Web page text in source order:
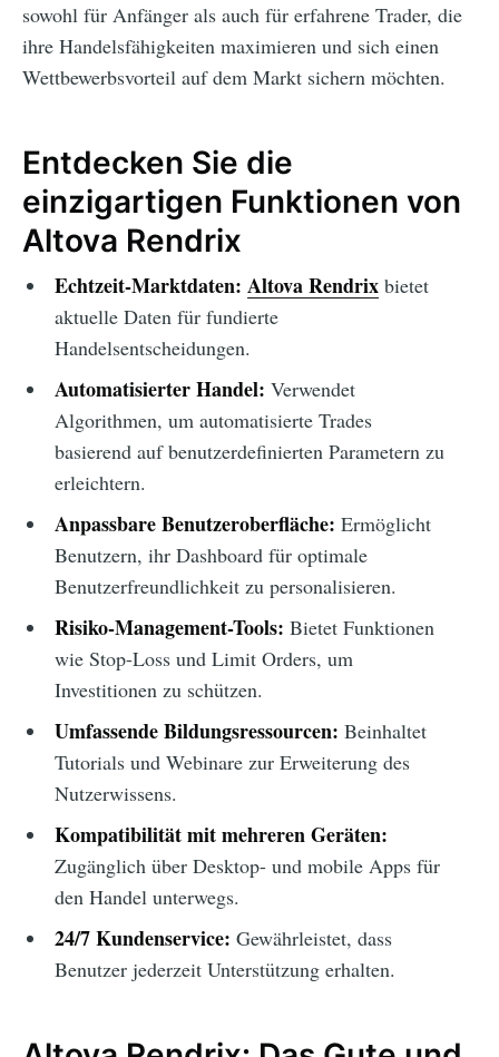
sowohl für Anfänger als auch für erfahrene Trader, die
ihre Handelsfähigkeiten maximieren und sich einen
Wettbewerbsvorteil auf dem Markt sichern möchten.
Entdecken Sie die
einzigartigen Funktionen von
Altova Rendrix
Echtzeit-Marktdaten: Altova Rendrixbietet
aktuelle Daten für fundierte
Handelsentscheidungen.
Automatisierter Handel: Verwendet
Algorithmen, um automatisierte Trades
basierend auf benutzerdefinierten Parametern zu
erleichtern.
Anpassbare Benutzeroberfläche: Ermöglicht
Benutzern, ihr Dashboard für optimale
Benutzerfreundlichkeit zu personalisieren.
Risiko-Management-Tools: Bietet Funktionen
wie Stop-Loss und Limit Orders, um
Investitionen zu schützen.
Umfassende Bildungsressourcen: Beinhaltet
Tutorials und Webinare zur Erweiterung des
Nutzerwissens.
Kompatibilität mit mehreren Geräten:
Zugänglich über Desktop- und mobile Apps für
den Handel unterwegs.
24/7 Kundenservice: Gewährleistet, dass
Benutzer jederzeit Unterstützung erhalten.